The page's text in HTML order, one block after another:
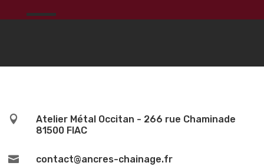

Atelier Métal Occitan - 266 rue Chaminade
81500 FIAC
 contact@ancres-chainage.fr